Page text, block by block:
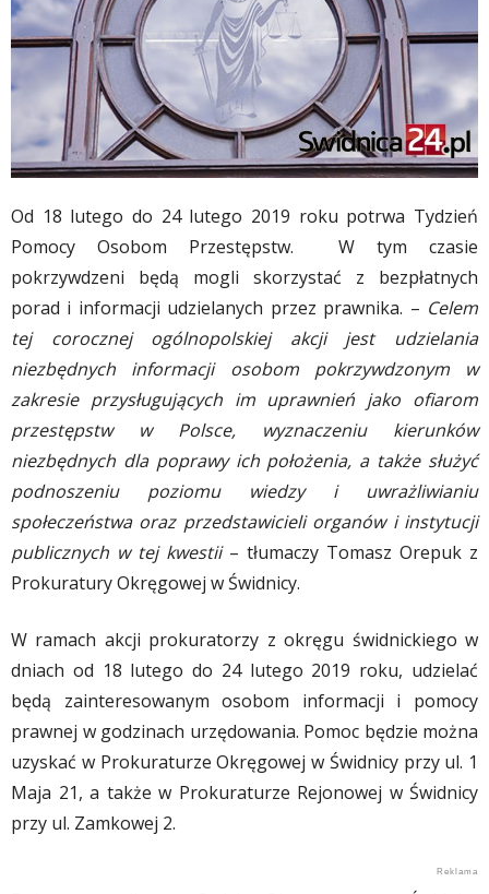
Od 18 lutego do 24 lutego 2019 roku potrwa Tydzień
Pomocy Osobom Przestępstw. W tym czasie
pokrzywdzeni będą mogli skorzystać z bezpłatnych
porad i informacji udzielanych przez prawnika. – Celem
tej corocznej ogólnopolskiej akcji jest udzielania
niezbędnych informacji osobom pokrzywdzonym w
zakresie przysługujących im uprawnień jako ofiarom
przestępstw w Polsce, wyznaczeniu kierunków
niezbędnych dla poprawy ich położenia, a także służyć
podnoszeniu poziomu wiedzy i uwrażliwianiu
społeczeństwa oraz przedstawicieli organów i instytucji
publicznych w tej kwestii– tłumaczy Tomasz Orepuk z
Prokuratury Okręgowej w Świdnicy.
W ramach akcji prokuratorzy z okręgu świdnickiego w
dniach od 18 lutego do 24 lutego 2019 roku, udzielać
będą zainteresowanym osobom informacji i pomocy
prawnej w godzinach urzędowania. Pomoc będzie można
uzyskać w Prokuraturze Okręgowej w Świdnicy przy ul. 1
Maja 21, a także w Prokuraturze Rejonowej w Świdnicy
przy ul. Zamkowej 2.